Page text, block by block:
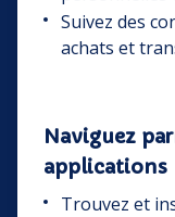
Suivez des
achats et
Naviguez
applications
Trouvez et